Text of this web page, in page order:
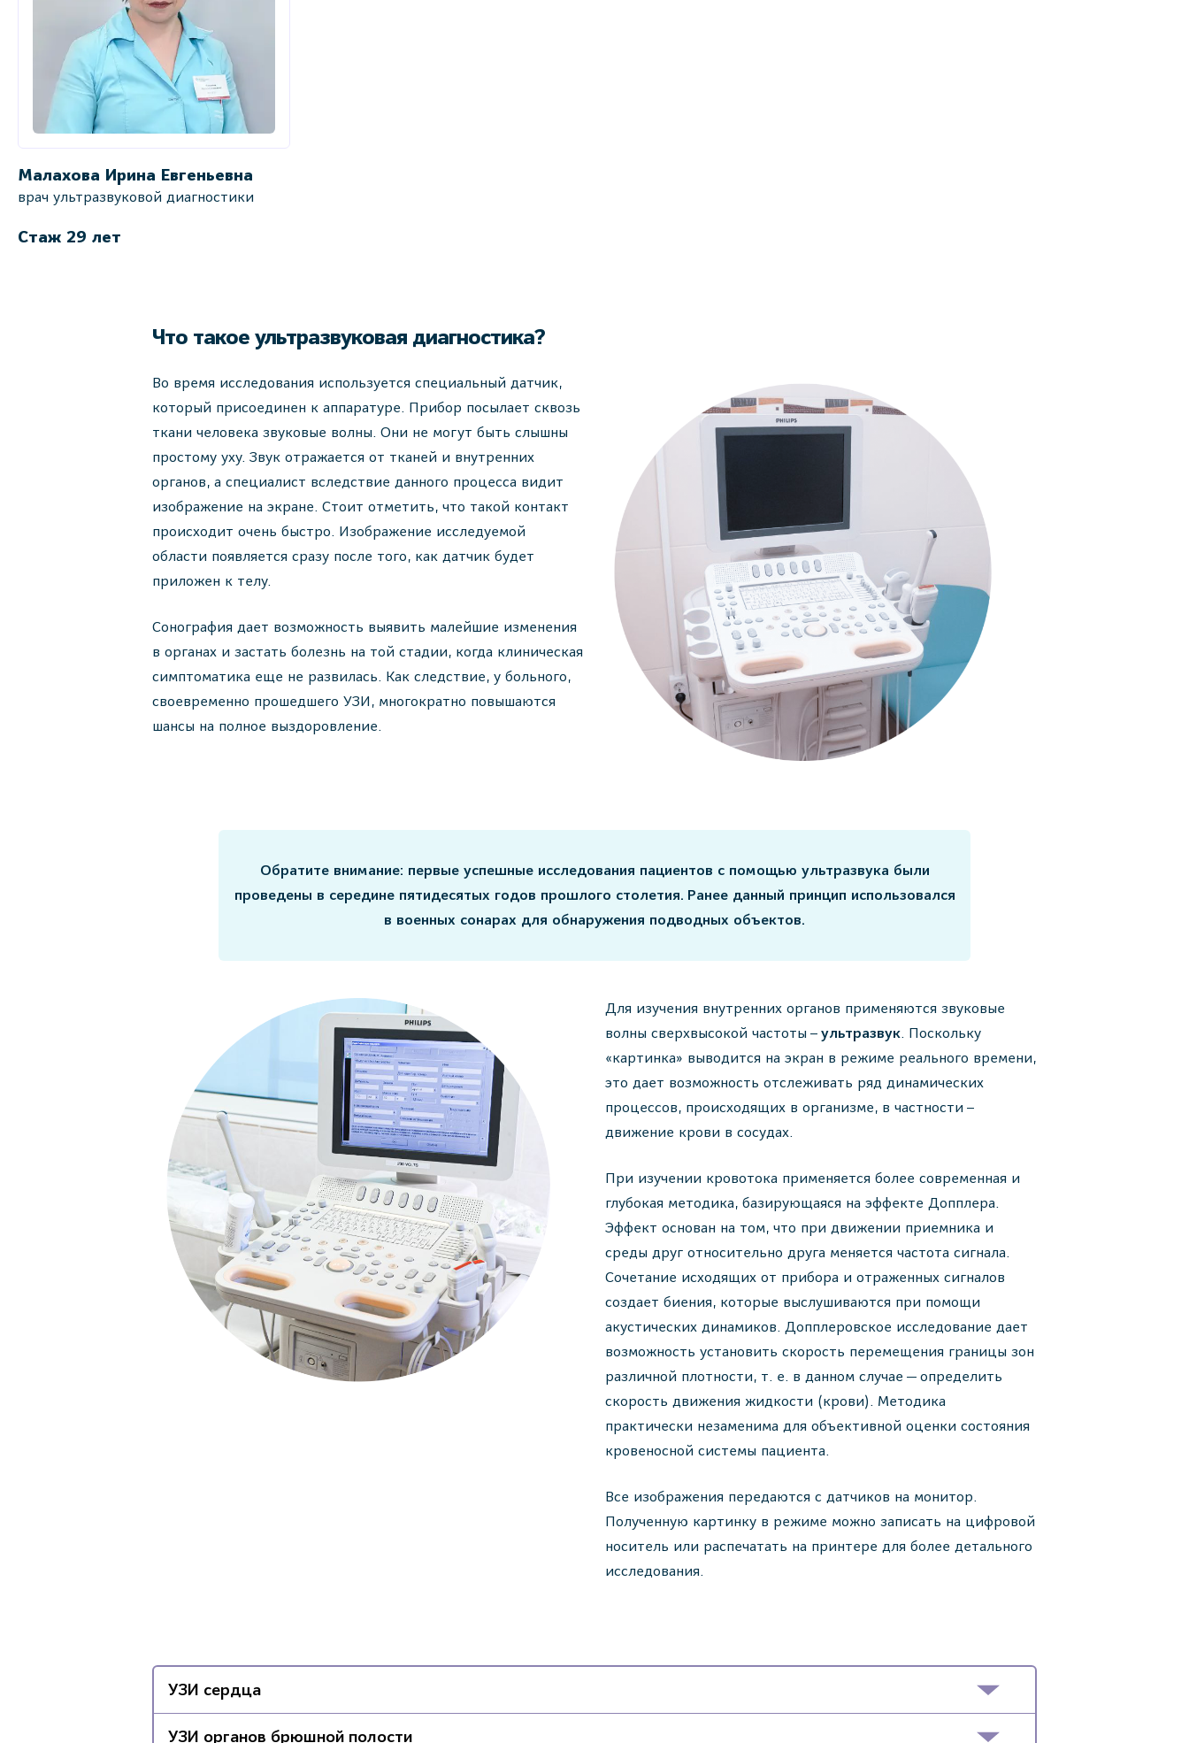
Малахова Ирина Евгеньевна
врач ультразвуковой диагностики
Стаж 29 лет
Что такое ультразвуковая диагностика?
Во время исследования используется специальный датчик,
который присоединен к аппаратуре. Прибор посылает сквозь
ткани человека звуковые волны. Они не могут быть слышны
простому уху. Звук отражается от тканей и внутренних
органов, а специалист вследствие данного процесса видит
изображение на экране. Стоит отметить, что такой контакт
происходит очень быстро. Изображение исследуемой
области появляется сразу после того, как датчик будет
приложен к телу.
Сонография дает возможность выявить малейшие изменения
в органах и застать болезнь на той стадии, когда клиническая
симптоматика еще не развилась. Как следствие, у больного,
своевременно прошедшего УЗИ, многократно повышаются
шансы на полное выздоровление.
Обратите внимание: первые успешные исследования пациентов с помощью ультразвука были
проведены в середине пятидесятых годов прошлого столетия. Ранее данный принцип использовался
в военных сонарах для обнаружения подводных объектов.
Для изучения внутренних органов применяются звуковые
волны сверхвысокой частоты –ультразвук. Поскольку
«картинка» выводится на экран в режиме реального времени,
это дает возможность отслеживать ряд динамических
процессов, происходящих в организме, в частности –
движение крови в сосудах.
При изучении кровотока применяется более современная и
глубокая методика, базирующаяся на эффекте Допплера.
Эффект основан на том, что при движении приемника и
среды друг относительно друга меняется частота сигнала.
Сочетание исходящих от прибора и отраженных сигналов
создает биения, которые выслушиваются при помощи
акустических динамиков. Допплеровское исследование дает
возможность установить скорость перемещения границы зон
различной плотности, т. е. в данном случае — определить
скорость движения жидкости (крови). Методика
практически незаменима для объективной оценки состояния
кровеносной системы пациента.
Все изображения передаются с датчиков на монитор.
Полученную картинку в режиме можно записать на цифровой
носитель или распечатать на принтере для более детального
исследования.
УЗИ сердца
УЗИ органов брюшной полости